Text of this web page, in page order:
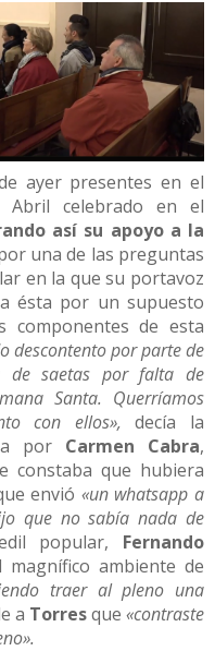
ayer presentes en el
Abril celebrado en el
así su apoyo a la
una de las preguntas
en la que su portavoz
ésta por un supuesto
componentes de esta
descontento por parte de
de saetas por falta de
Santa. Querríamos
con ellos», decía la
por Carmen Cabra,
constaba que hubiera
envió «un whatsapp a
que no sabía nada de
popular, Fernando
ambiente de
traer al pleno una
a Torresque «contraste